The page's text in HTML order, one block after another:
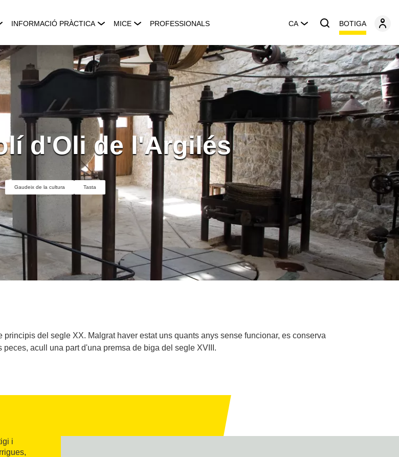
INFORMACIÓ PRÀCTICA MICE PROFESSIONALS CA BOTIGA
d'Oli de l'Argilés
Gaudeix de la cultura Tasta
del segle XX. Malgrat haver estat uns quants anys sense funcionar, es conserva
peces, acull una part d'una premsa de biga del segle XVIII.
i